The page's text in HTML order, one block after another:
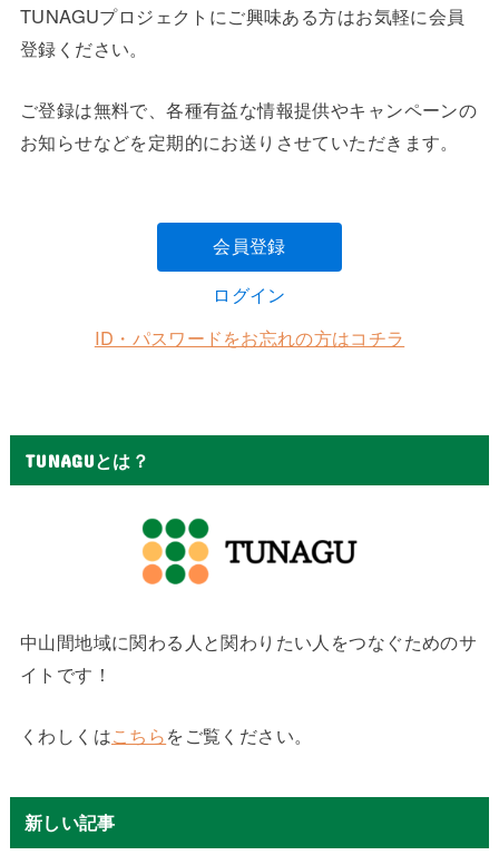
TUNAGUプロジェクトにご興味ある方はお気軽に会員
登録ください。
ご登録は無料で、各種有益な情報提供やキャンペーンの
お知らせなどを定期的にお送りさせていただきます。
会員登録
ログイン
ID・パスワードをお忘れの方はコチラ
TUNAGUとは？
中山間地域に関わる人と関わりたい人をつなぐためのサ
イトです！
くわしくはこちらをご覧ください。
新しい記事